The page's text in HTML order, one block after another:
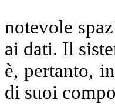
notevole
ai dati. Il
è, pertanto,
di suoi